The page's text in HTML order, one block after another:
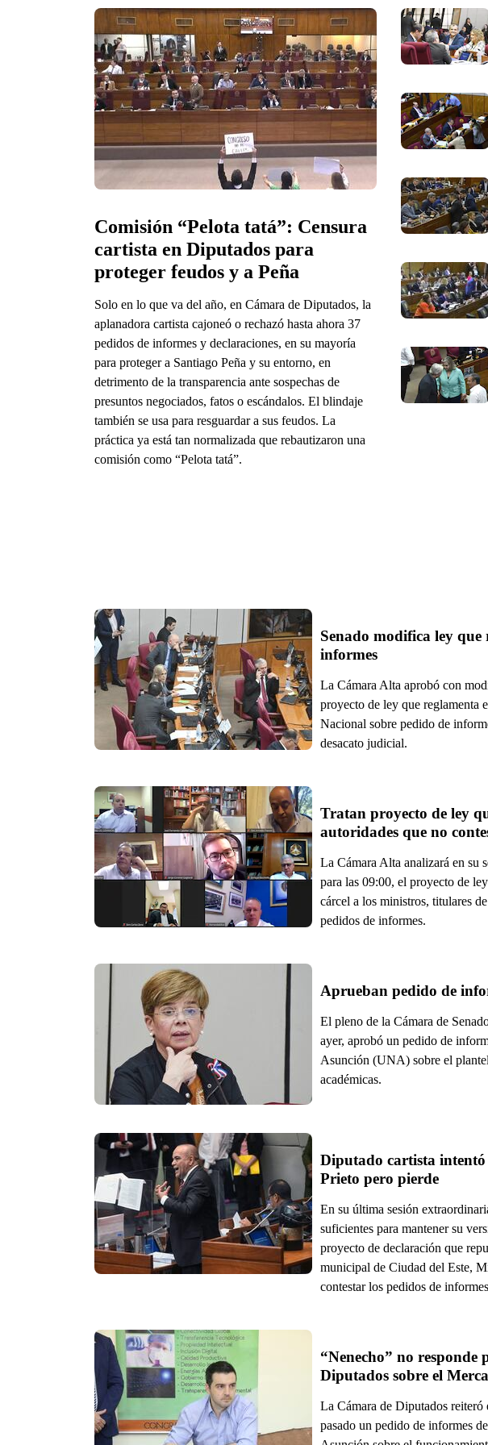
Comisión “Pelota tatá”: Censura
cartista en Diputados para
Solo en lo que va del año, en Cámara de Diputados, la
aplanadora cartista cajoneó o rechazó hasta ahora 37
pedidos de informes y declaraciones, en su mayoría
para proteger a Santiago Peña y su entorno, en
detrimento de la transparencia ante sospechas de
presuntos negociados, fatos o escándalos. El blindaje
también se usa para resguardar a sus feudos. La
práctica ya está tan normalizada que rebautizaron una
comisión como “Pelota tatá”.
Senado modifica ley
informes
La Cámara Alta aprobó con
proyecto de ley que reglamenta
Nacional sobre pedido de
desacato judicial.
Tratan proyecto de ley
autoridades que no
La Cámara Alta analizará en su
para las 09:00, el proyecto de
cárcel a los ministros, titulares
pedidos de informes.
Aprueban pedido de
El pleno de la Cámara de
ayer, aprobó un pedido de
Asunción (UNA) sobre el
académicas.
Diputado cartista
Prieto pero pierde
En su última sesión
suficientes para mantener su
proyecto de declaración que
municipal de Ciudad del Este,
contestar los pedidos de
“Nenecho” no responde
Diputados sobre el
La Cámara de Diputados reiteró
pasado un pedido de informes